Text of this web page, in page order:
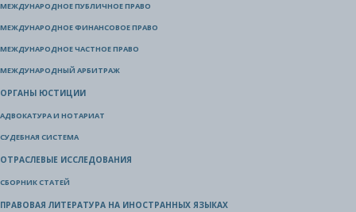
МЕЖДУНАРОДНОЕ ПУБЛИЧНОЕ ПРАВО
МЕЖДУНАРОДНОЕ ФИНАНСОВОЕ ПРАВО
МЕЖДУНАРОДНОЕ ЧАСТНОЕ ПРАВО
МЕЖДУНАРОДНЫЙ АРБИТРАЖ
ОРГАНЫ ЮСТИЦИИ
АДВОКАТУРА И НОТАРИАТ
СУДЕБНАЯ СИСТЕМА
ОТРАСЛЕВЫЕ ИССЛЕДОВАНИЯ
СБОРНИК СТАТЕЙ
ПРАВОВАЯ ЛИТЕРАТУРА НА ИНОСТРАННЫХ ЯЗЫКАХ